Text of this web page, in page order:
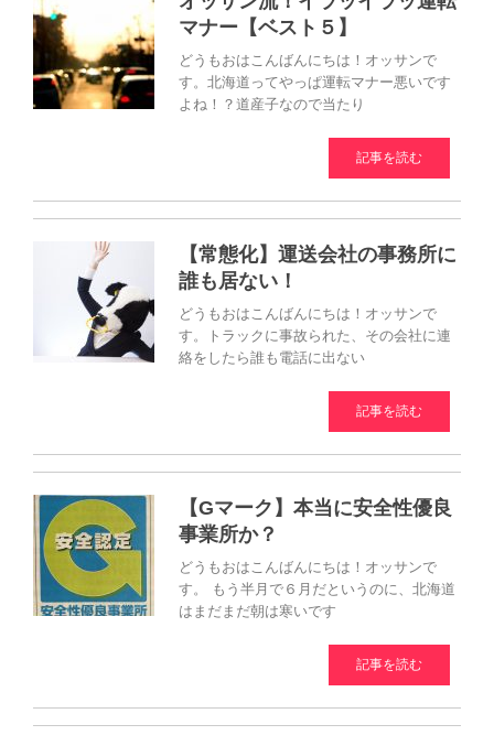
マナー【ベスト５】
どうもおはこんばんにちは！オッサンで
す。北海道ってやっぱ運転マナー悪いです
よね！？道産子なので当たり
記事を読む
【常態化】運送会社の事務所に
誰も居ない！
どうもおはこんばんにちは！オッサンで
す。トラックに事故られた、その会社に連
絡をしたら誰も電話に出ない
記事を読む
【Gマーク】本当に安全性優良
事業所か？
どうもおはこんばんにちは！オッサンで
す。 もう半月で６月だというのに、北海道
はまだまだ朝は寒いです
記事を読む